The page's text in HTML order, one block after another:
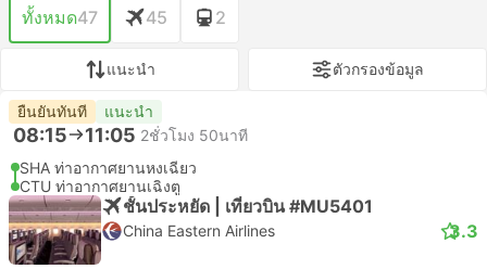
ทั้งหมด47 45 2
แนะนำ ตัวกรองข้อมูล
ยืนยันทันที แนะนำ
08:15 11:05 2ชั่วโมง 50นาที
SHA ท่าอากาศยานหงเฉียว
CTU ท่าอากาศยานเฉิงตู
ชั้นประหยัด | เที่ยวบิน #MU5401
China Eastern Airlines 3.3